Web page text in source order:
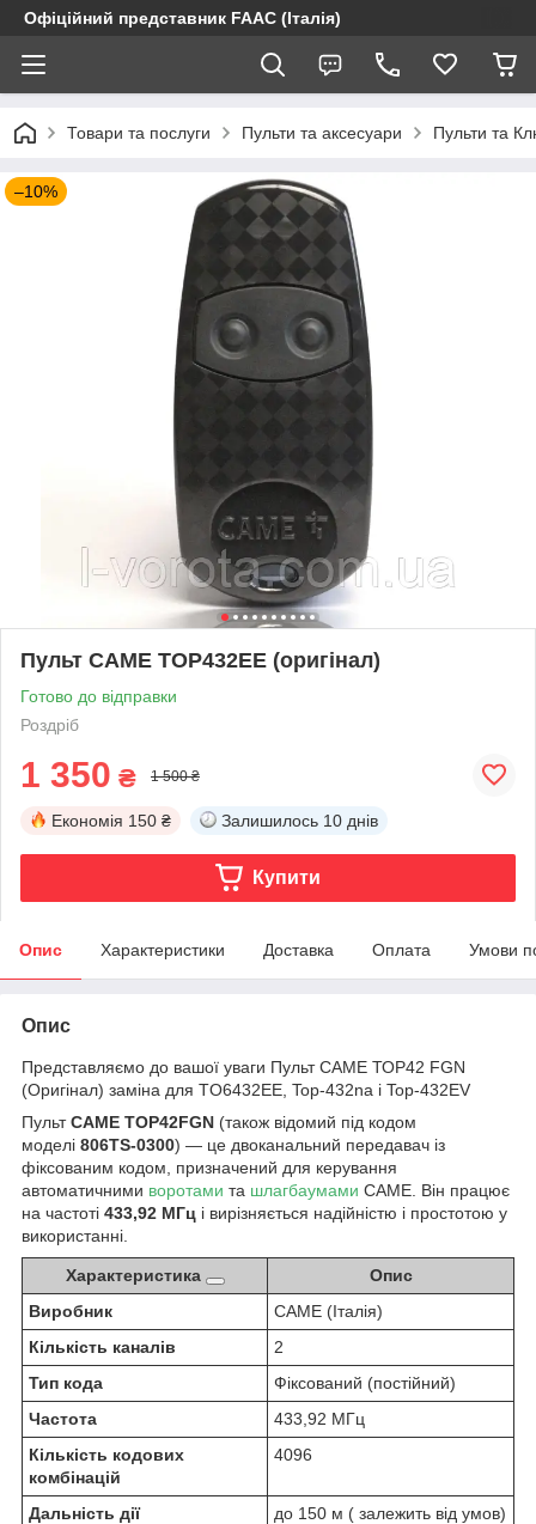
Офіційний представник FAAC (Італія)
Товари та послуги Пульти та аксесуари Пульти та
–10%
Пульт CAME TOP432EE (оригінал)
Готово до відправки
Роздріб
1 350 ₴ 1 500 ₴
Економія 150 ₴ Залишилось 10 днів
Купити
Опис Характеристики Доставка Оплата Умови
Опис
Представляємо до вашої уваги Пульт CAME ТОР42 FGN
(Оригінал) заміна для TO6432EE, Top-432na і Top-432EV
ПультCAME TOP42FGN (також відомий під кодом
моделі 806TS-0300) — це двоканальний передавач із
фіксованим кодом, призначений для керування
автоматичними воротами та шлагбаумами CAME. Він працює
на частоті 433,92 МГц і вирізняється надійністю і простотою у
використанні.
Характеристика
Опис
Виробник
CAME (Італія)
Кількість каналів
2
Тип кода
Фіксований (постійний)
Частота
433,92 МГц
Кількість кодових
комбінацій
4096
Дальність дії
до 150 м ( залежить від умов)